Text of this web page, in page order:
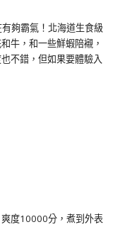
夠霸氣！北海道生食級
牛，和一些鮮蝦陪襯，
不錯，但如果要體驗入
度10000分，煮到外表